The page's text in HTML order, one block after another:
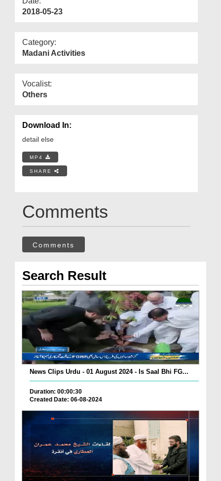
2018-05-23
Category:
Madani Activities
Vocalist:
Others
Download In:
detail else
MP4
SHARE
Comments
Comments
Search Result
News Clips Urdu - 01 August 2024 - Is Saal Bhi FG...
Duration: 00:00:30
Created Date: 06-08-2024